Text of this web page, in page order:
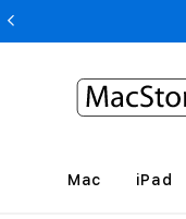
Mac iPad